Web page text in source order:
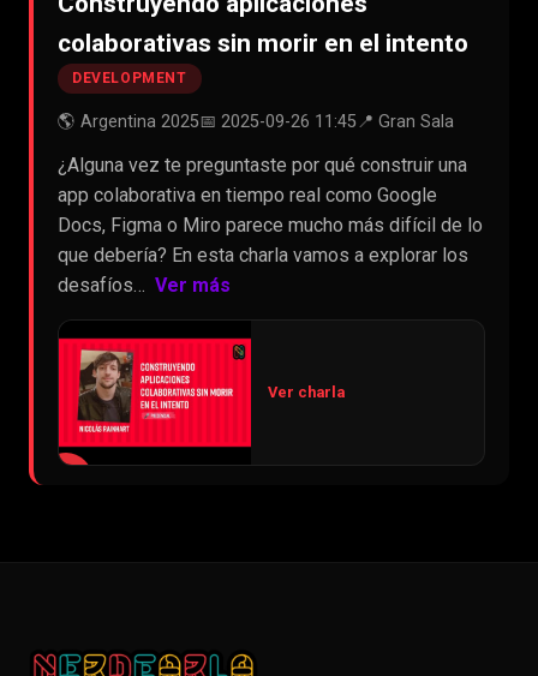
colaborativas sin morir en el intento
DEVELOPMENT
🌎 Argentina 2025📅 2025-09-26 11:45📍 Gran Sala
¿Alguna vez te preguntaste por qué construir una
app colaborativa en tiempo real como Google
Docs, Figma o Miro parece mucho más difícil de lo
que debería? En esta charla vamos a explorar los
desafíos… Ver más
Ver charla